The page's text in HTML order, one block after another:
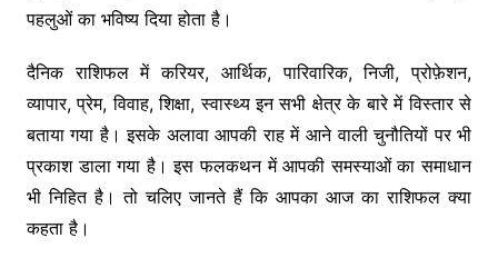
पहलुओं का भविष्य दिया होता है।
दैनिक राशिफल में करियर, आर्थिक, पारिवारिक, निजी, प्रोफ़ेशन,
व्यापार, प्रेम, विवाह, शिक्षा, स्वास्थ्य इन सभी क्षेत्र के बारे में विस्तार से
बताया गया है। इसके अलावा आपकी राह में आने वाली चुनौतियों पर भी
प्रकाश डाला गया है। इस फलकथन में आपकी समस्याओं का समाधान
भी निहित है। तो चलिए जानते हैं कि आपका आज का राशिफल क्या
कहता है।